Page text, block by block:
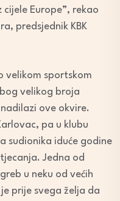
Europe”, rekao
predsjednik KBK
velikom sportskom
velikog broja
ove okvire.
pa u klubu
sudionika iduće godine
Jedna od
u neku od većih
prije svega želja da